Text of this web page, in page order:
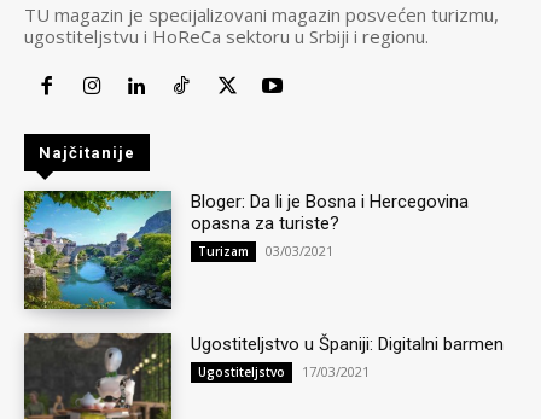
TU magazin je specijalizovani magazin posvećen turizmu,
ugostiteljstvu i HoReCa sektoru u Srbiji i regionu.
Najčitanije
Bloger: Da li je Bosna i Hercegovina
opasna za turiste?
Turizam 03/03/2021
Ugostiteljstvo u Španiji: Digitalni barmen
Ugostiteljstvo 17/03/2021